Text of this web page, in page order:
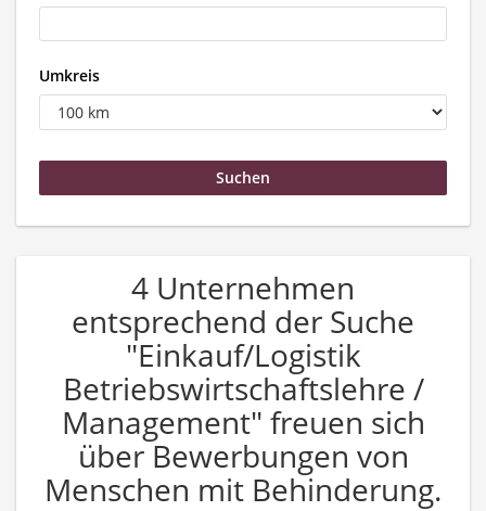
Umkreis
4 Unternehmen
entsprechend der Suche
"Einkauf/Logistik
Betriebswirtschaftslehre /
Management" freuen sich
über Bewerbungen von
Menschen mit Behinderung.